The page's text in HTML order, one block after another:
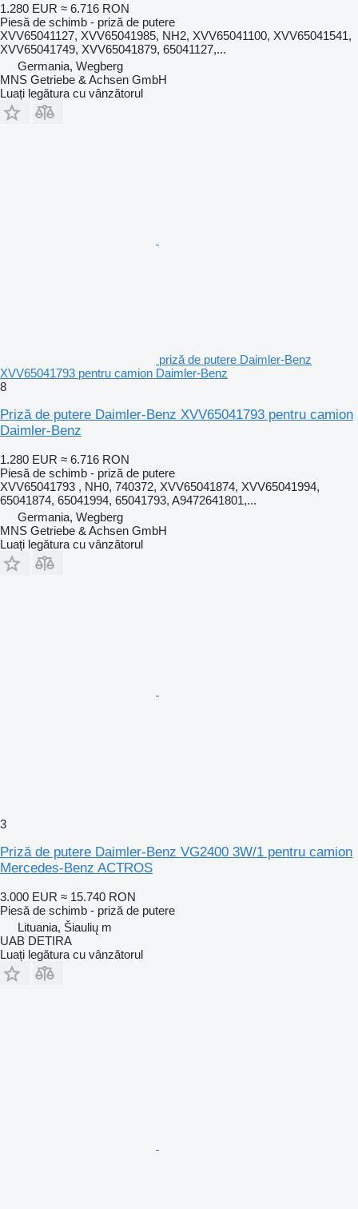
1.280 EUR ≈ 6.716 RON
Piesă de schimb - priză de putere
XVV65041127, XVV65041985, NH2, XVV65041100, XVV65041541,
XVV65041749, XVV65041879, 65041127,...
Germania, Wegberg
MNS Getriebe & Achsen GmbH
Luați legătura cu vânzătorul
priză de putere Daimler-Benz
XVV65041793 pentru camion Daimler-Benz
8
Priză de putere Daimler-Benz XVV65041793 pentru camion
Daimler-Benz
1.280 EUR ≈ 6.716 RON
Piesă de schimb - priză de putere
XVV65041793 , NH0, 740372, XVV65041874, XVV65041994,
65041874, 65041994, 65041793, A9472641801,...
Germania, Wegberg
MNS Getriebe & Achsen GmbH
Luați legătura cu vânzătorul
3
Priză de putere Daimler-Benz VG2400 3W/1 pentru camion
Mercedes-Benz ACTROS
3.000 EUR ≈ 15.740 RON
Piesă de schimb - priză de putere
Lituania, Šiaulių m
UAB DETIRA
Luați legătura cu vânzătorul